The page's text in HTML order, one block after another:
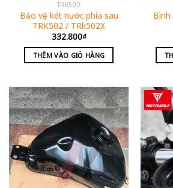
TRK502
Bảo vệ két nước phía sau
TRK502 / TRk502X
332.800₫
THÊM VÀO GIỎ HÀNG